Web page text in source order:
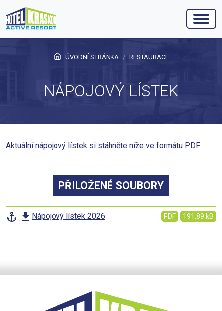
ÚVODNÍ STRÁNKA RESTAURACE
NÁPOJOVÝ LÍSTEK
Aktuální nápojový lístek si stáhněte níže ve formátu PDF.
PŘILOŽENÉ SOUBORY
Nápojový lístek 2026 PDF 191.89 kB